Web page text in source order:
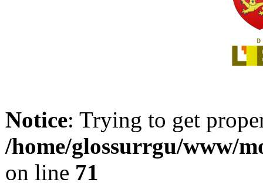
Notice: Trying to get
/home/glossurrgu/www/
on line 71